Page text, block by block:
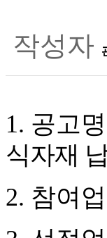
작성자
1. 공고명
식자재
2. 참여